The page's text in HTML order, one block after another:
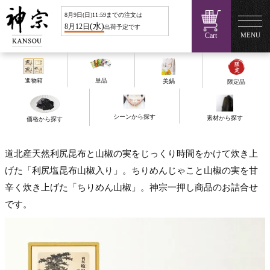
8月9日(日)11:59までの注文は
8月 12日 (水)出荷予定です
Cart MENU
進物箱 単品 美鍋 限定品
価格から探す シーンから探す 素材から探す
道北産天然利尻昆布と山椒の実をじっくり時間をかけて炊き上
げた「利尻塩昆布山椒入り」。ちりめんじゃこと山椒の実を甘
辛く炊き上げた「ちりめん山椒」。神宗一押し商品のお詰合せ
です。